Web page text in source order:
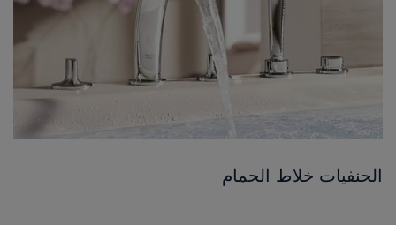
الحنفيات خلاط الحمام